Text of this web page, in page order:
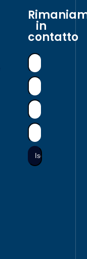
in
contatto